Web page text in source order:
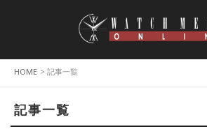
HOME > 記事一覧
記事一覧